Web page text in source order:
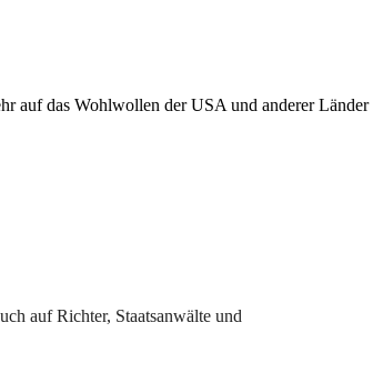
auf das Wohlwollen der USA und anderer Länder
auf Richter, Staatsanwälte und